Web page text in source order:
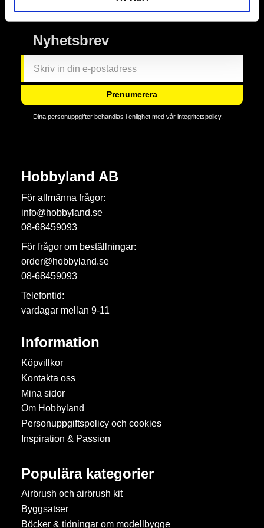
Nyhetsbrev
Prenumerera
Dina personuppgifter behandlas i enlighet med vår integritetspolicy.
Hobbyland AB
För allmänna frågor:
info@hobbyland.se
08-68459093
För frågor om beställningar:
order@hobbyland.se
08-68459093
Telefontid:
vardagar mellan 9-11
Information
Köpvillkor
Kontakta oss
Mina sidor
Om Hobbyland
Personuppgiftspolicy och cookies
Inspiration & Passion
Populära kategorier
Airbrush och airbrush kit
Byggsatser
Böcker & tidningar om modellbygge